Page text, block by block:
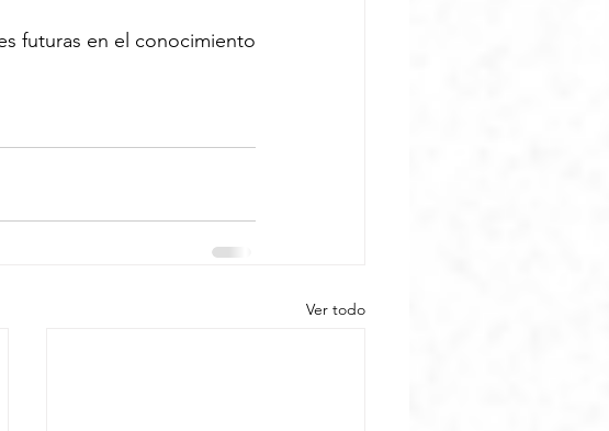
futuras en el conocimiento
Ver todo